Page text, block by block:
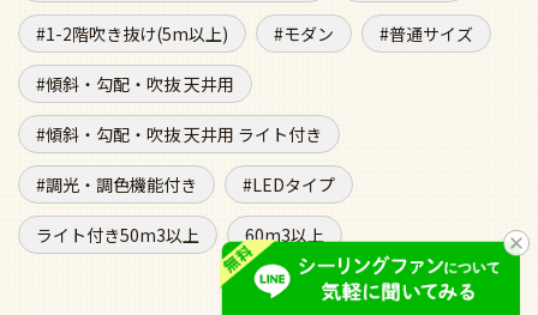
1-2階吹き抜け(5m以上) モダン 普通サイズ
傾斜・勾配・吹抜 天井用
傾斜・勾配・吹抜 天井用 ライト付き
調光・調色機能付き LEDタイプ
ライト付き50m3以上 60m3以上